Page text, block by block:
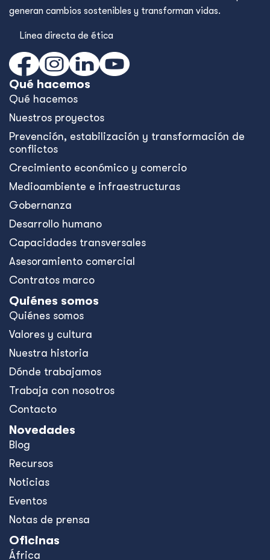
generan cambios sostenibles y transforman vidas.
Línea directa de ética
Qué hacemos
Qué hacemos
Nuestros proyectos
Prevención, estabilización y transformación de
conflictos
Crecimiento económico y comercio
Medioambiente e infraestructuras
Gobernanza
Desarrollo humano
Capacidades transversales
Asesoramiento comercial
Contratos marco
Quiénes somos
Quiénes somos
Valores y cultura
Nuestra historia
Dónde trabajamos
Trabaja con nosotros
Contacto
Novedades
Blog
Recursos
Noticias
Eventos
Notas de prensa
Oficinas
África